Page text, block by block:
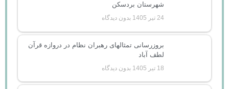
شهرستان بردسکن
24 تیر 1405 بدون دیدگاه
بروزرسانی تمثالهای رهبران نظام در دروازه قرآن
لطف آباد
18 تیر 1405 بدون دیدگاه